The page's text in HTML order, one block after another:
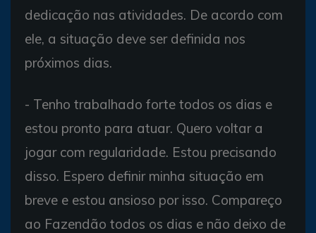
dedicação nas atividades. De acordo com
ele, a situação deve ser definida nos
próximos dias.
- Tenho trabalhado forte todos os dias e
estou pronto para atuar. Quero voltar a
jogar com regularidade. Estou precisando
disso. Espero definir minha situação em
breve e estou ansioso por isso. Compareço
ao Fazendão todos os dias e não deixo de